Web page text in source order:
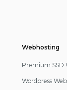
Webhosting
Premium SSD
Wordpress